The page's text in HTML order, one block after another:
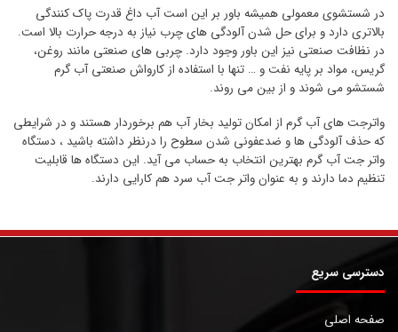
در شستشوی معمولی همیشه باور بر این است آب داغ قدرت پاک کنندگی
بالاتری دارد و برای حل شدن آلودگی های چرب نیاز به درجه حرارت بالا است.
در نظافت صنعتی نیز این باور وجود دارد. چربی های صنعتی مانند روغن،
گریس، مواد بر پایه نفت و … تنها با استفاده از کارواش صنعتی آب گرم
شستشو می شوند و از بین می روند.
واترجت های آب گرم از امکان تولید بخار آب هم برخوردار هستند و در شرایطی
که حذف آلودگی ها و ضدعفونی شدن سطوح را درنظر داشته باشید ، دستگاه
واتر جت آب گرم بهترین انتخاب به حساب می آید. این دستگاه ها قابلیت
تنظیم دما دارند و به عنوان واتر جت آب سرد هم کارایی دارند.
دسترسی سریع
صفحه اصلی